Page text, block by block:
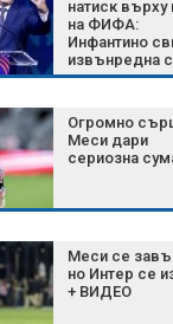
натиск
на ФИФА:
Инфантино
извънредна
на върха на
Огромно
Меси дари
сериозна
Меси се
но Интер се
+ ВИДЕО